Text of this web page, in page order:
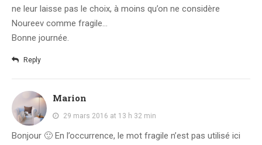
ne leur laisse pas le choix, à moins qu’on ne considère
Noureev comme fragile…
Bonne journée.
Reply
Marion
29 mars 2016 at 13 h 32 min
Bonjour 🙂 En l’occurrence, le mot fragile n’est pas utilisé ici